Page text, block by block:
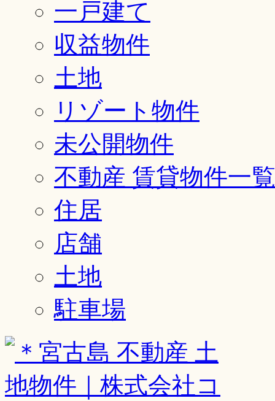
一戸建て
収益物件
土地
リゾート物件
未公開物件
不動産 賃貸物件一覧
住居
店舗
土地
駐車場